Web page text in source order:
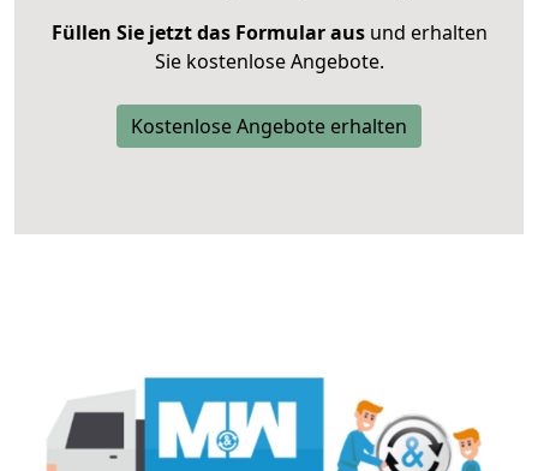
Füllen Sie jetzt das Formular ausund erhalten
Sie kostenlose Angebote.
Kostenlose Angebote erhalten